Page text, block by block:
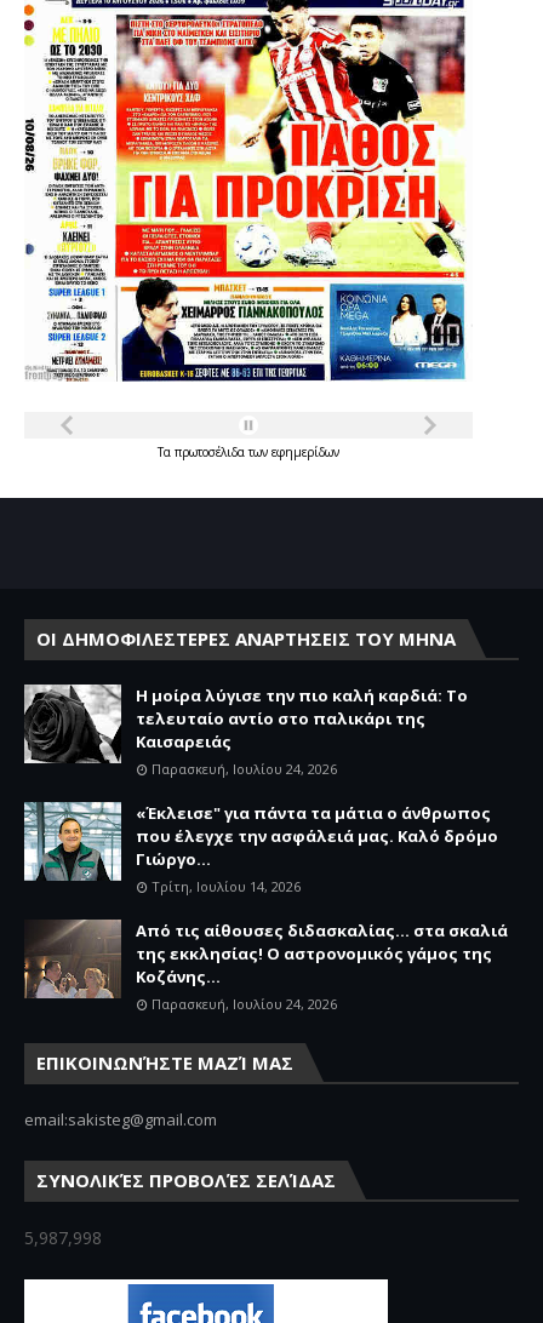
Τα πρωτοσέλιδατων εφημερίδων
ΟΙ ΔΗΜΟΦΙΛΕΣΤΕΡΕΣ ΑΝΑΡΤΗΣΕΙΣ ΤΟΥ ΜΗΝΑ
Η μοίρα λύγισε την πιο καλή καρδιά: Το
τελευταίο αντίο στο παλικάρι της
Καισαρειάς
Παρασκευή, Ιουλίου 24, 2026
«Έκλεισε" για πάντα τα μάτια ο άνθρωπος
που έλεγχε την ασφάλειά μας. Καλό δρόμο
Γιώργο...
Τρίτη, Ιουλίου 14, 2026
Από τις αίθουσες διδασκαλίας… στα σκαλιά
της εκκλησίας! Ο αστρονομικός γάμος της
Κοζάνης...
Παρασκευή, Ιουλίου 24, 2026
ΕΠΙΚΟΙΝΩΝΉΣΤΕ ΜΑΖΊ ΜΑΣ
email:sakisteg@gmail.com
ΣΥΝΟΛΙΚΈΣ ΠΡΟΒΟΛΈΣ ΣΕΛΊΔΑΣ
5,987,998